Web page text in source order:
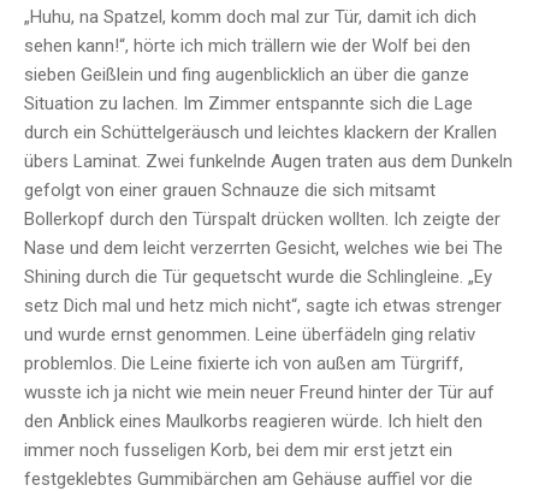
„Huhu, na Spatzel, komm doch mal zur Tür, damit ich dich
sehen kann!“, hörte ich mich trällern wie der Wolf bei den
sieben Geißlein und fing augenblicklich an über die ganze
Situation zu lachen. Im Zimmer entspannte sich die Lage
durch ein Schüttelgeräusch und leichtes klackern der Krallen
übers Laminat. Zwei funkelnde Augen traten aus dem Dunkeln
gefolgt von einer grauen Schnauze die sich mitsamt
Bollerkopf durch den Türspalt drücken wollten. Ich zeigte der
Nase und dem leicht verzerrten Gesicht, welches wie bei The
Shining durch die Tür gequetscht wurde die Schlingleine. „Ey
setz Dich mal und hetz mich nicht“, sagte ich etwas strenger
und wurde ernst genommen. Leine überfädeln ging relativ
problemlos. Die Leine fixierte ich von außen am Türgriff,
wusste ich ja nicht wie mein neuer Freund hinter der Tür auf
den Anblick eines Maulkorbs reagieren würde. Ich hielt den
immer noch fusseligen Korb, bei dem mir erst jetzt ein
festgeklebtes Gummibärchen am Gehäuse auffiel vor die